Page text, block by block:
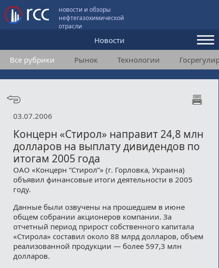
новости и обзоры
нефтегазохимической
отрасли
Новости
Аналитика и мнения
Конференции
Пользовательское соглашение
Медиакит
Все рубрики Рынок Технологии
03.07.2006
Концерн «Стирол» направит 24,8 млн
долларов на выплату дивидендов по
итогам 2005 года
ОАО «Концерн “Стирол”» (г. Горловка, Украина)
объявил финансовые итоги деятельности в 2005
году.
Данные были озвучены на прошедшем в июне
общем собрании акционеров компании. За
отчетный период прирост собственного капитала
«Стирола» составил около 88 млрд долларов, объем
реализованной продукции — более 597,3 млн
долларов.